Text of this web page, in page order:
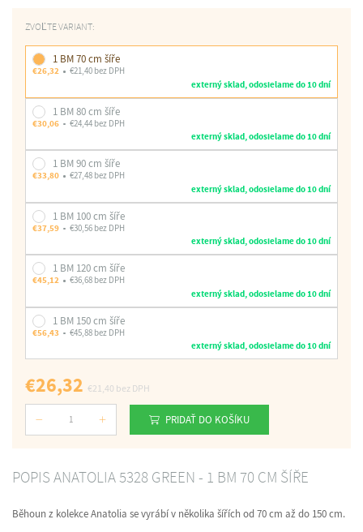
ZVOĽTE VARIANT:
1 BM 70 cm šíře
€26,32
€21,40 bez DPH
externý sklad, odosielame do 10 dní
1 BM 80 cm šíře
€30,06
€24,44 bez DPH
externý sklad, odosielame do 10 dní
1 BM 90 cm šíře
€33,80
€27,48 bez DPH
externý sklad, odosielame do 10 dní
1 BM 100 cm šíře
€37,59
€30,56 bez DPH
externý sklad, odosielame do 10 dní
1 BM 120 cm šíře
€45,12
€36,68 bez DPH
externý sklad, odosielame do 10 dní
1 BM 150 cm šíře
€56,43
€45,88 bez DPH
externý sklad, odosielame do 10 dní
€26,32 €21,40 bez DPH
Počet PRIDAŤ DO KOŠÍKU
POPIS ANATOLIA 5328 GREEN - 1 BM 70 CM ŠÍŘE
Běhoun z kolekce Anatolia se vyrábí v několika šířích od 70 cm až do 150 cm.